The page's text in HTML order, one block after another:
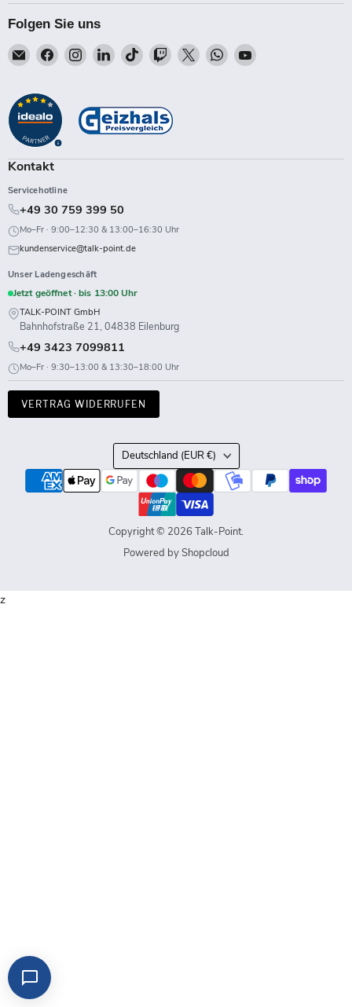
Folgen Sie uns
Email
Talk-
Finden
Sie
auf
Facebook
Finden
Sie
auf
Instagram
Finden
Sie
auf
LinkedIn
Finden
Sie
auf
TikTok
Finden
Sie
Twitch
Finden
Sie
Finden
Sie
Finden
Kontakt
Servicehotline
+49 30 759 399 50
Mo–Fr · 9:00–12:30 & 13:00–16:30 Uhr
kundenservice@talk-point.de
Unser Ladengeschäft
Jetzt geöffnet · bis 13:00 Uhr
TALK-POINT GmbH
Bahnhofstraße 21, 04838 Eilenburg
+49 3423 7099811
Mo–Fr · 9:30–13:00 & 13:30–18:00 Uhr
VERTRAG WIDERRUFEN
Land
Deutschland (EUR €)
Copyright © 2026 Talk-Point.
Powered by Shopcloud
z